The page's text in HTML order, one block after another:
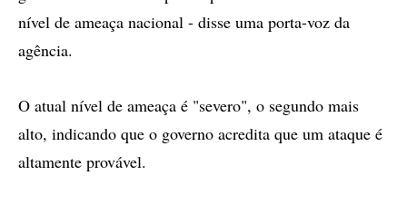
nível de ameaça nacional - disse uma porta-voz da
agência.
O atual nível de ameaça é "severo", o segundo mais
alto, indicando que o governo acredita que um ataque é
altamente provável.